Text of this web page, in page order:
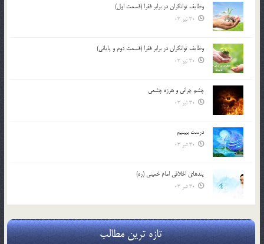
وظایف توانگران در برابر فقرا (قسمت اول)
30 تیر 03
وظایف توانگران در برابر فقرا (قسمت دوم و پایانی)
30 تیر 03
چشم ‏چرانى و هرزه‏ چشمى
30 تیر 03
درست ببينيم
30 تیر 03
پندهاي اخلاقي امام خميني (ره)
30 تیر 03
تازه ترین مطالب